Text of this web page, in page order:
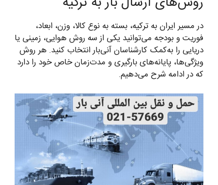
در مسیر ایران به ترکیه، بسته به نوع کالا، وزن، ابعاد،
فوریت و بودجه می‌توانید یکی از سه روش هوایی، زمینی یا
دریایی را به‌کمک کارشناسان آنی‌بار انتخاب کنید. هر روش
ویژگی‌ها، پایانه‌های بارگیری و مدت‌زمان خاص خود را دارد
که در ادامه شرح می‌دهیم.